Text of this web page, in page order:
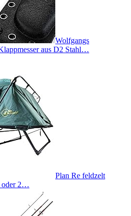
Wolfgangs
aus D2 Stahl…
Plan Re feldzelt
oder 2…